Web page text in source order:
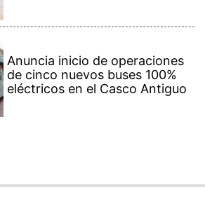
Anuncia inicio de operaciones
de cinco nuevos buses 100%
eléctricos en el Casco Antiguo